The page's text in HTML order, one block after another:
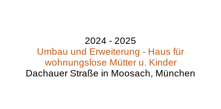
2024 - 2025
Umbau und Erweiterung - Haus für
wohnungslose Mütter u. Kinder
Dachauer Straße in Moosach, München